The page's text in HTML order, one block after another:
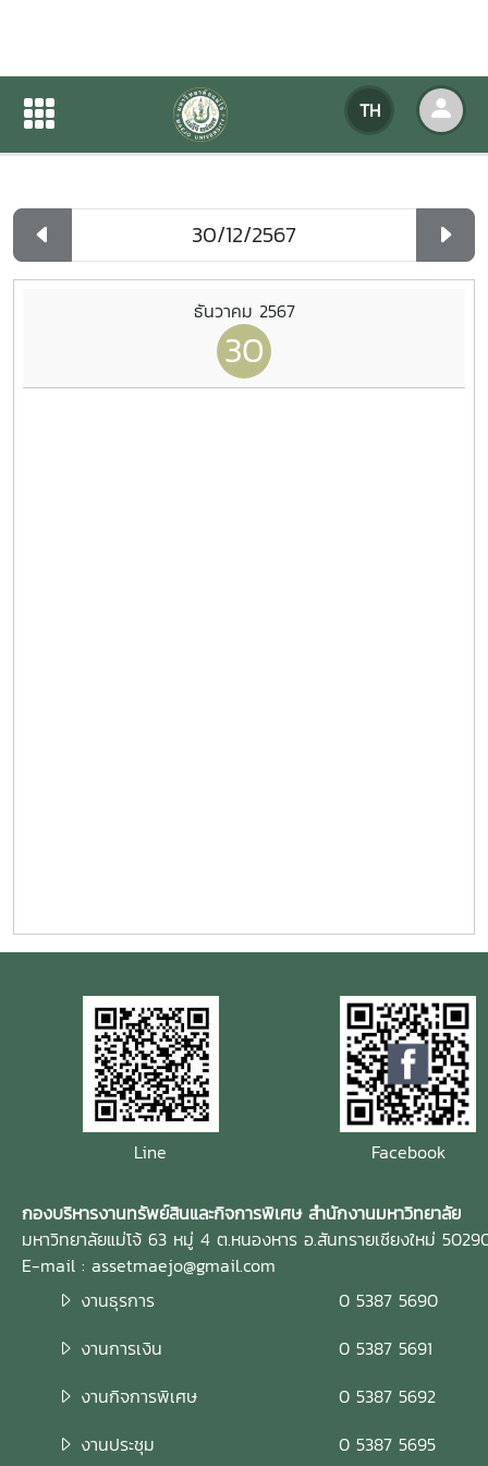
TH
ปฏิทินกิจกรรมของหน่วยงาน
ปฏิทินกิจกรรมของหน่วยงาน
ธันวาคม 2567
30
Line Facebook
กองบริหารงานทรัพย์สินและกิจการพิเศษ สำนักงานมหาวิทยาลัย
มหาวิทยาลัยแม่โจ้ 63 หมู่ 4 ต.หนองหาร อ.สันทรายเชียงใหม่
E-mail : assetmaejo@gmail.com
งานธุรการ
0 5387 5690
งานการเงิน
0 5387 5691
งานกิจการพิเศษ
0 5387 5692
งานประชุม
0 5387 5695